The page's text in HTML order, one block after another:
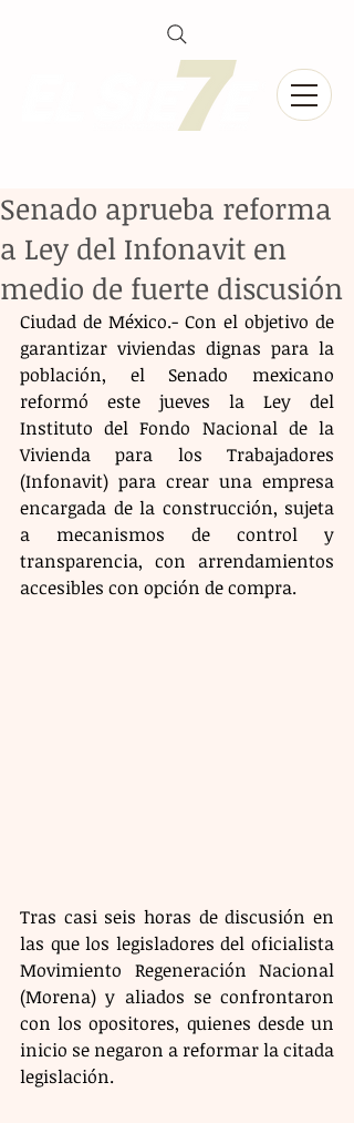
Senado aprueba reforma
a Ley del Infonavit en
medio de fuerte discusión
Ciudad de México.- Con el objetivo de
garantizar viviendas dignas para la
población, el Senado mexicano
reformó este jueves la Ley del
Instituto del Fondo Nacional de la
Vivienda para los Trabajadores
(Infonavit) para crear una empresa
encargada de la construcción, sujeta
a mecanismos de control y
transparencia, con arrendamientos
accesibles con opción de compra.
Tras casi seis horas de discusión en
las que los legisladores del oficialista
Movimiento Regeneración Nacional
(Morena) y aliados se confrontaron
con los opositores, quienes desde un
inicio se negaron a reformar la citada
legislación.